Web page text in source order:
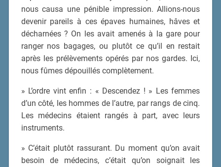
nous causa une pénible impression. Allions-nous
devenir pareils à ces épaves humaines, hâves et
décharnées ? On les avait amenés à la gare pour
ranger nos bagages, ou plutôt ce qu’il en restait
après les prélèvements opérés par nos gardes. Ici,
nous fûmes dépouillés complètement.
» L’ordre vint enfin : « Descendez ! » Les femmes
d’un côté, les hommes de l’autre, par rangs de cinq.
Les médecins étaient rangés à part, avec leurs
instruments.
» C’était plutôt rassurant. Du moment qu’on avait
besoin de médecins, c’était qu’on soignait les